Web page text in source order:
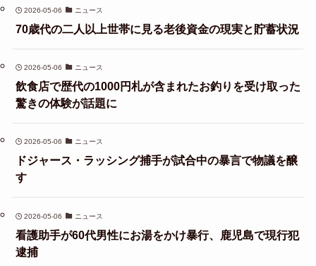
2026-05-06 ニュース
70歳代の二人以上世帯に見る老後資金の現実と貯蓄状況
2026-05-06 ニュース
飲食店で歴代の1000円札が含まれたお釣りを受け取った
驚きの体験が話題に
2026-05-06 ニュース
ドジャース・ラッシング捕手が試合中の暴言で物議を醸
す
2026-05-06 ニュース
看護助手が60代男性にお湯をかけ暴行、鹿児島で現行犯
逮捕